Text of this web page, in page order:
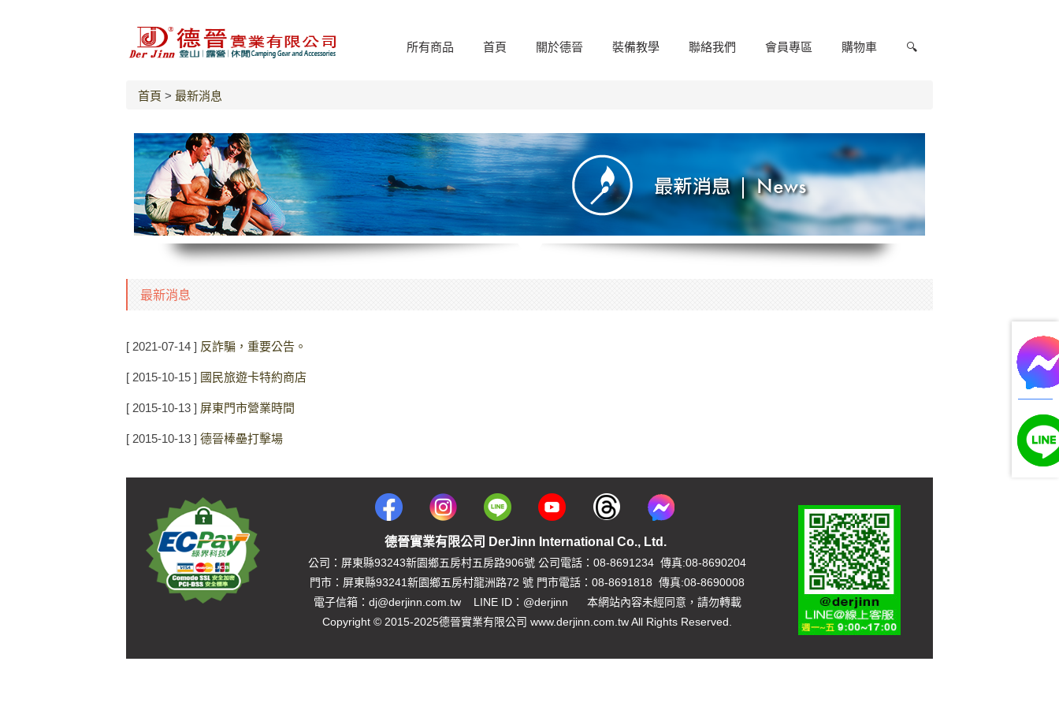
所有商品 首頁 關於德晉 裝備教學 聯絡我們 會員專區 購物車 🔍
首頁 > 最新消息
最新消息
[ 2021-07-14 ] 反詐騙，重要公告。
[ 2015-10-15 ] 國民旅遊卡特約商店
[ 2015-10-13 ] 屏東門市營業時間
[ 2015-10-13 ] 德晉棒壘打擊場
德晉實業有限公司 DerJinn International Co., Ltd.
公司：屏東縣93243新園鄉五房村五房路906號 公司電話：08-8691234 傳真:08-8690204
門市：屏東縣93241新園鄉五房村龍洲路72 號 門市電話：08-8691818 傳真:08-8690008
電子信箱：dj@derjinn.com.tw LINE ID：@derjinn 本網站內容未經同意，請勿轉載
Copyright © 2015-2025德晉實業有限公司 www.derjinn.com.tw All Rights Reserved.